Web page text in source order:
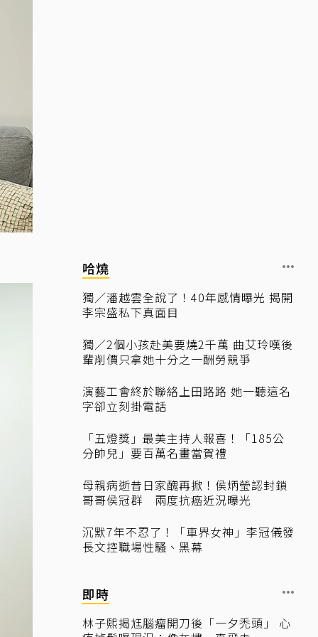
哈燒
獨／潘越雲全說了！40年感情曝光 揭開
李宗盛私下真面目
獨／2個小孩赴美要燒2千萬 曲艾玲嘆後
輩削價只拿她十分之一酬勞競爭
演藝工會終於聯絡上田路路 她一聽這名
字卻立刻掛電話
「五燈獎」最美主持人報喜！「185公
分帥兒」要百萬名畫當賀禮
母親病逝昔日家醜再掀！侯炳瑩認封鎖
哥哥侯冠群 兩度抗癌近況曝光
沉默7年不忍了！「車界女神」李冠儀發
長文控職場性騷、黑幕
即時
林子熙揭尪腦瘤開刀後「一夕禿頭」 心